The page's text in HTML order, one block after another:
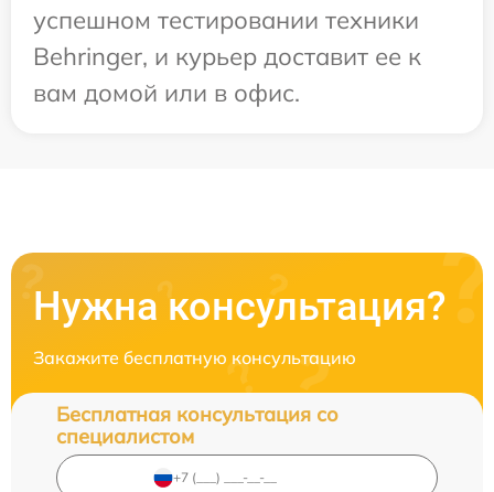
успешном тестировании техники
Behringer, и курьер доставит ее к
вам домой или в офис.
Нужна консультация?
Закажите бесплатную консультацию
Бесплатная консультация со
специалистом